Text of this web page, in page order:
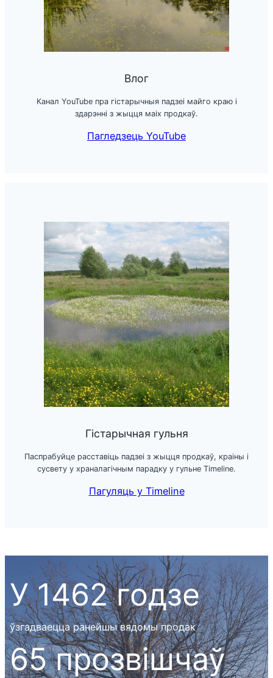
Влог
Канал YouTube пра гістарычныя падзеі майго краю і
здарэнні з жыцця маіх продкаў.
Пагледзець YouTube
Гістарычная гульня
Паспрабуйце расставіць падзеі з жыцця продкаў, краіны і
сусвету у храналагічным парадку у гульне Timeline.
Пагуляць у Timeline
1462
годзе
У 1462 годзе
ўзгадваецца ранейшы вядомы продак
65
прозвішчаў
65 прозвішчаў